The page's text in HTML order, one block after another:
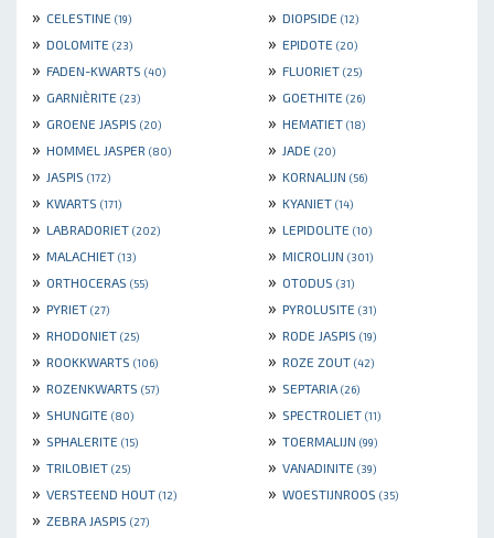
» CELESTINE (19) » DIOPSIDE (12)
» DOLOMITE (23) » EPIDOTE (20)
» FADEN-KWARTS (40) » FLUORIET (25)
» GARNIÈRITE (23) » GOETHITE (26)
» GROENE JASPIS (20) » HEMATIET (18)
» HOMMEL JASPER (80) » JADE (20)
» JASPIS (172) » KORNALIJN (56)
» KWARTS (171) » KYANIET (14)
» LABRADORIET (202) » LEPIDOLITE (10)
» MALACHIET (13) » MICROLIJN (301)
» ORTHOCERAS (55) » OTODUS (31)
» PYRIET (27) » PYROLUSITE (31)
» RHODONIET (25) » RODE JASPIS (19)
» ROOKKWARTS (106) » ROZE ZOUT (42)
» ROZENKWARTS (57) » SEPTARIA (26)
» SHUNGITE (80) » SPECTROLIET (11)
» SPHALERITE (15) » TOERMALIJN (99)
» TRILOBIET (25) » VANADINITE (39)
» VERSTEEND HOUT (12) » WOESTIJNROOS (35)
» ZEBRA JASPIS (27)